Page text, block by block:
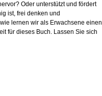
Oder unterstützt und fördert
ist, frei denken und
lernen wir als Erwachsene einen
für dieses Buch. Lassen Sie sich